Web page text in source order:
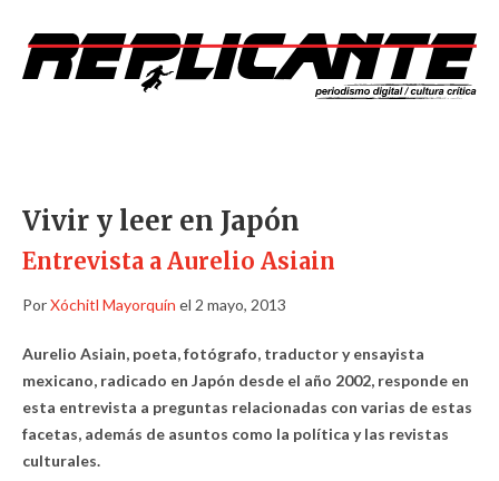
Vivir y leer en Japón
Entrevista a Aurelio Asiain
PorXóchitl Mayorquín el 2 mayo, 2013
Aurelio Asiain, poeta, fotógrafo, traductor y ensayista
mexicano, radicado en Japón desde el año 2002, responde en
esta entrevista a preguntas relacionadas con varias de estas
facetas, además de asuntos como la política y las revistas
culturales.